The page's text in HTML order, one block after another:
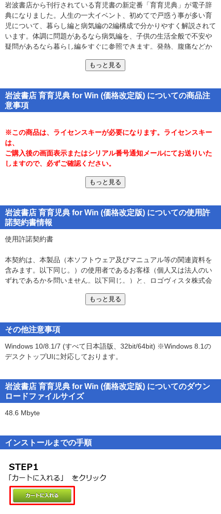
岩波書店から刊行されている育児書の新定番「育育児典」が電子辞
典になりました。人生の一大イベント、初めてで戸惑う事が多い育
児について、暮らし編と病気編の2編構成で分かりやすく解説されて
います。体調に問題があるなら病気編を、子供の生活全般で不安や
疑問があるなら暮らし編をすぐに参照できます。発熱、腹痛などか
るページを設けるなど、使いやすさも重視。
著者たちは大ベテランの町医者で、豊富な経験をもとに話しかける
ようにわかりやすく解説されているのが特長です。「子どもはひと
っています。
■製品の詳細について■
blank>http://www.logovista.co.jp/LVERP/shop/ItemDetail.aspx?
target=
もっと見る
岩波書店 育育児典 for Win (価格改定版) についての商品注
意事項
※この商品は、ライセンスキーが必要になります。ライセンスキー
は、
ご購入後の画面表示またはシリアル番号通知メールにてお送りいた
しますので、必ずご確認ください。
■マニュアルについて■
製品のインストール及び使用方法については、圧縮ファイル解凍後
に生成される「InstallGuide.pdf」をご参照ください。
PDFファイルを閲覧される方は、アドビシステムズ社の「Adobe
「Adobe Reader」は、 こちらから無償にてダウンロードできます。
（64、32bit両対応）
●HDD ： 50MB 以上の空き容量が必要
Internet Explorer 11
Word 2016 / 2013 / 2010 / 2007
Excel 2016 / 2013 / 2010 / 2007
PowerPoint 2016 / 2013 / 2010 / 2007
※Microsoft Office 32bit/64bit版に対応。
※最新の動作環境は下記をご確認下さい
＜LogoVista辞典ブラウザの詳細について＞
http://www.logovista.co.jp/LVERP/information/shop/detail/
もっと見る
岩波書店 育育児典 for Win (価格改定版) についての使用許
諾契約書情報
使用許諾契約書
本契約は、本製品（本ソフトウェア及びマニュアル等の関連資料を
含みます。以下同じ。）の使用者であるお客様（個人又は法人のい
ずれであるかを問いません。以下同じ。）と、ロゴヴィスタ株式会
です。本契約の各条項をよくお読みいただき、ご同意いただいた場
ます。お客様が本ソフトウェアをご使用された場合は、本契約の各
条項にご同意いただいたものとみなされます。
ンストールし、使用することができます。
２．前項にかかわらず、本ソフトウェアの使用者がお客様ご自身
（法人の場合は特定の従業員１人）に限られる場合に限り、お客様
は、同時に本ソフトウェアを使用しないという条件で、お客様ご自
ータに本ソフトウェアをインストールし、使用することができま
す。ただし、ロゴヴィスタは、本ソフトウェアをインストールでき
定範囲内に制限することができるものとし、この場合、お客様は、
その技術的制限の範囲内で使用することができるものとします。
第２条（バックアップ）
もっと見る
その他注意事項
Windows 10/8.1/7 (すべて日本語版、32bit/64bit) ※Windows 8.1の
デスクトップUIに対応しております。
岩波書店 育育児典 for Win (価格改定版) についてのダウン
ロードファイルサイズ
48.6 Mbyte
インストールまでの手順